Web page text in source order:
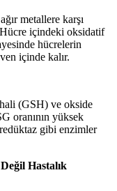
metallere karşı
içindeki oksidatif
hücrelerin
içinde kalır.
(GSH) ve okside
oranının yüksek
gibi enzimler
Hastalık